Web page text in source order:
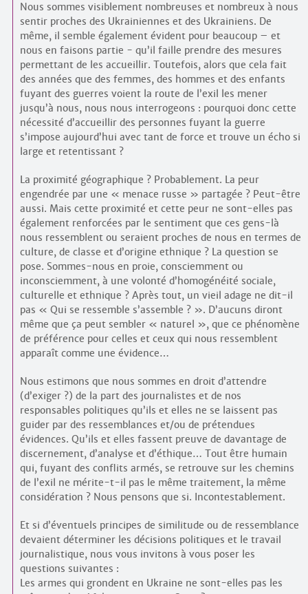
Nous sommes visiblement nombreuses et nombreux à nous
sentir proches des Ukrainiennes et des Ukrainiens. De
même, il semble également évident pour beaucoup – et
nous en faisons partie - qu’il faille prendre des mesures
permettant de les accueillir. Toutefois, alors que cela fait
des années que des femmes, des hommes et des enfants
fuyant des guerres voient la route de l’exil les mener
jusqu’à nous, nous nous interrogeons : pourquoi donc cette
nécessité d’accueillir des personnes fuyant la guerre
s’impose aujourd’hui avec tant de force et trouve un écho si
large et retentissant ?
La proximité géographique ? Probablement. La peur
engendrée par une « menace russe » partagée ? Peut-être
aussi. Mais cette proximité et cette peur ne sont-elles pas
également renforcées par le sentiment que ces gens-là
nous ressemblent ou seraient proches de nous en termes de
culture, de classe et d’origine ethnique ? La question se
pose. Sommes-nous en proie, consciemment ou
inconsciemment, à une volonté d’homogénéité sociale,
culturelle et ethnique ? Après tout, un vieil adage ne dit-il
pas « Qui se ressemble s’assemble ? ». D’aucuns diront
même que ça peut sembler « naturel », que ce phénomène
de préférence pour celles et ceux qui nous ressemblent
apparaît comme une évidence…
Nous estimons que nous sommes en droit d’attendre
(d’exiger ?) de la part des journalistes et de nos
responsables politiques qu’ils et elles ne se laissent pas
guider par des ressemblances et/ou de prétendues
évidences. Qu’ils et elles fassent preuve de davantage de
discernement, d’analyse et d’éthique… Tout être humain
qui, fuyant des conflits armés, se retrouve sur les chemins
de l’exil ne mérite-t-il pas le même traitement, la même
considération ? Nous pensons que si. Incontestablement.
Et si d’éventuels principes de similitude ou de ressemblance
devaient déterminer les décisions politiques et le travail
journalistique, nous vous invitons à vous poser les
questions suivantes :
Les armes qui grondent en Ukraine ne sont-elles pas les